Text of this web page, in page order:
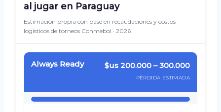
al jugar en Paraguay
Estimación propia con base en recaudaciones y costos
logísticos de torneos Conmebol · 2026
Always Ready $us 200.000 – 300.000
PÉRDIDA ESTIMADA